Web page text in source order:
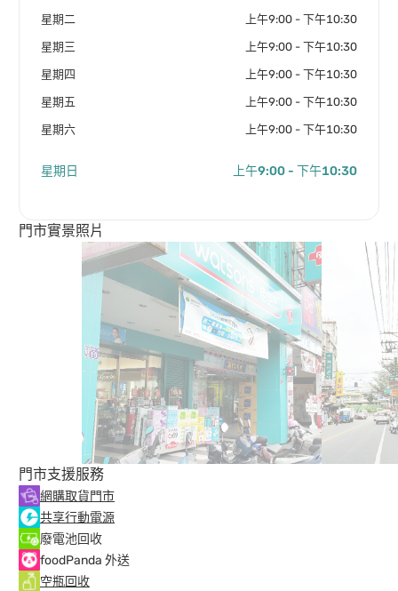
星期二 上午9:00 - 下午10:30
星期三 上午9:00 - 下午10:30
星期四 上午9:00 - 下午10:30
星期五 上午9:00 - 下午10:30
星期六 上午9:00 - 下午10:30
星期日 上午9:00 - 下午10:30
門市實景照片
門市支援服務
網購取貨門市
共享行動電源
廢電池回收
foodPanda 外送
空瓶回收